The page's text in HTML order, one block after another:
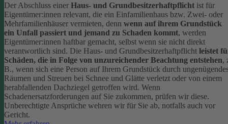
Der Abschluss einer Haus- und Grundbesitzerhaftpflicht ist für
Eigentümer:innen relevant, die ein Einfamilienhaus bzw. Zwei- oder
Mehrfamilienhäuser vermieten, denn wenn auf ihrem Grundstück
ein Unfall passiert und jemand zu Schaden kommt, werden
Eigentümer:innen haftbar gemacht, selbst wenn sie nicht direkt
verantwortlich sind. Die Haus- und Grundbesitzerhaftpflicht leistet
Schäden, die in Folge von unzureichender Beachtung entstehen,
B., wenn sich eine Person auf Ihrem Grundstück durch
Räumen und Streuen bei Schnee und Glätte verletzt oder von einem
herabfallenden Dachziegel getroffen wird. Wenn
Schadenersatzforderungen auf Sie zukommen, prüfen wir diese.
Unberechtigte Ansprüche wehren wir für Sie ab, notfalls auch vor
Gericht.